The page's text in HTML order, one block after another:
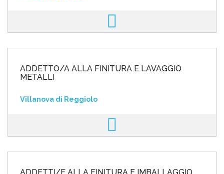
ADDETTO/A ALLA FINITURA E LAVAGGIO
METALLI
Villanova di Reggiolo